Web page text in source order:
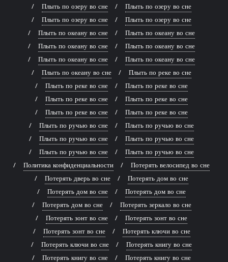
Плыть по озеру во сне
Плыть по озеру во сне
Плыть по озеру во сне
Плыть по озеру во сне
Плыть по океану во сне
Плыть по океану во сне
Плыть по океану во сне
Плыть по океану во сне
Плыть по океану во сне
Плыть по океану во сне
Плыть по океану во сне
Плыть по реке во сне
Плыть по реке во сне
Плыть по реке во сне
Плыть по реке во сне
Плыть по реке во сне
Плыть по реке во сне
Плыть по реке во сне
Плыть по ручью во сне
Плыть по ручью во сне
Плыть по ручью во сне
Плыть по ручью во сне
Плыть по ручью во сне
Плыть по ручью во сне
Политика конфиденциальности
Потерять велосипед во сне
Потерять дверь во сне
Потерять дом во сне
Потерять дом во сне
Потерять дом во сне
Потерять дом во сне
Потерять зеркало во сне
Потерять зонт во сне
Потерять зонт во сне
Потерять зонт во сне
Потерять ключи во сне
Потерять ключи во сне
Потерять книгу во сне
Потерять книгу во сне
Потерять книгу во сне